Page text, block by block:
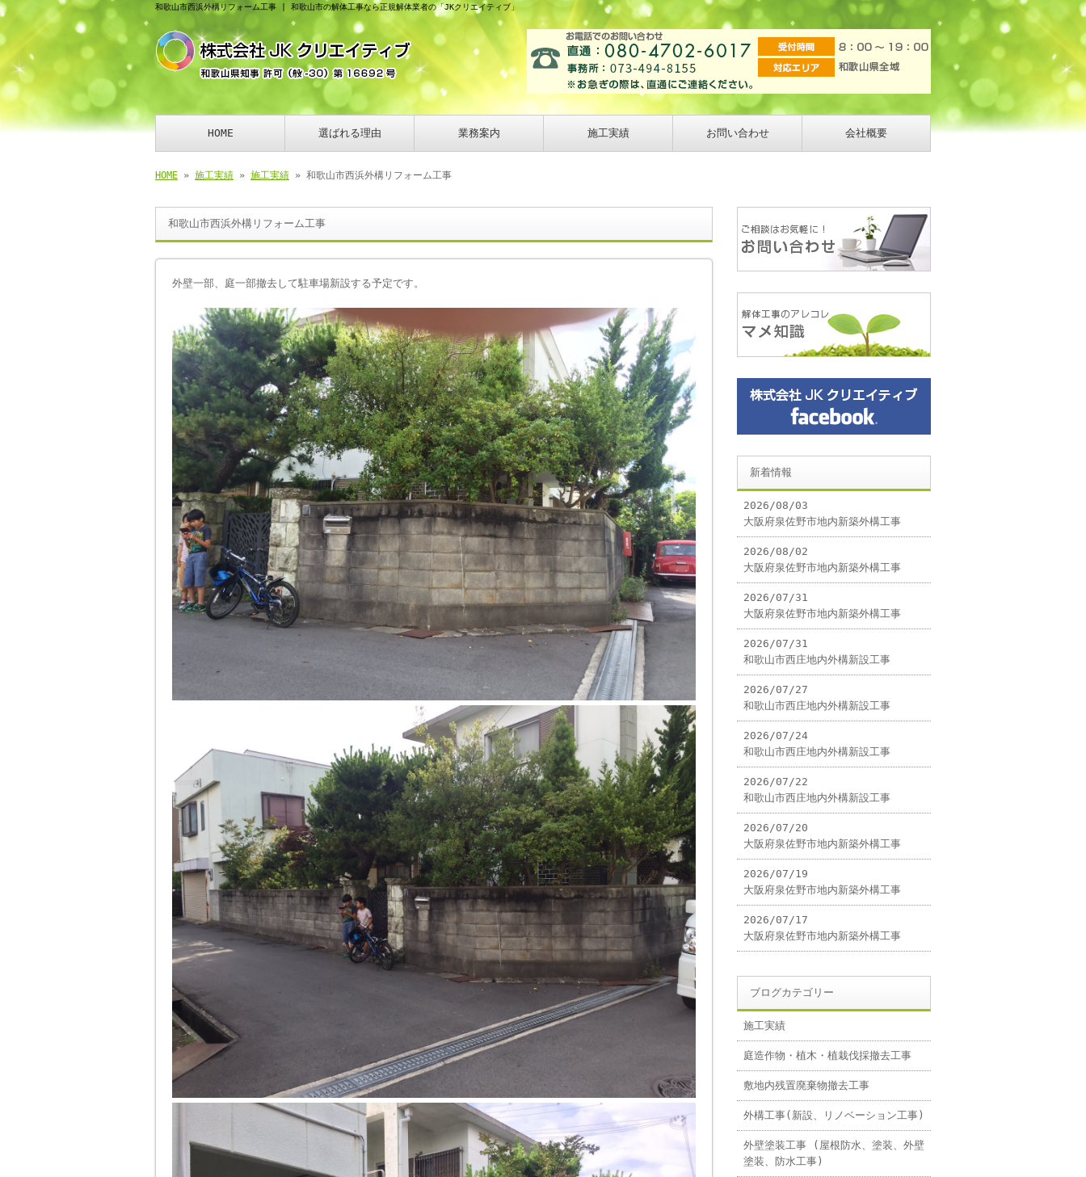
和歌山市西浜外構リフォーム工事 | 和歌山市の解体工事なら正規解体業者の「JKクリエイティブ」
HOME 選ばれる理由 業務案内 施工実績 お問い合わせ 会社概要
HOME » 施工実績 » 施工実績 » 和歌山市西浜外構リフォーム工事
和歌山市西浜外構リフォーム工事
外壁一部、庭一部撤去して駐車場新設する予定です。
新着情報
2026/08/03
大阪府泉佐野市地内新築外構工事
2026/08/02
大阪府泉佐野市地内新築外構工事
2026/07/31
大阪府泉佐野市地内新築外構工事
2026/07/31
和歌山市西庄地内外構新設工事
2026/07/27
和歌山市西庄地内外構新設工事
2026/07/24
和歌山市西庄地内外構新設工事
2026/07/22
和歌山市西庄地内外構新設工事
2026/07/20
大阪府泉佐野市地内新築外構工事
2026/07/19
大阪府泉佐野市地内新築外構工事
2026/07/17
大阪府泉佐野市地内新築外構工事
ブログカテゴリー
施工実績
庭造作物・植木・植栽伐採撤去工事
敷地内残置廃棄物撤去工事
外構工事(新設、リノベーション工事)
外壁塗装工事 (屋根防水、塗装、外壁
塗装、防水工事)